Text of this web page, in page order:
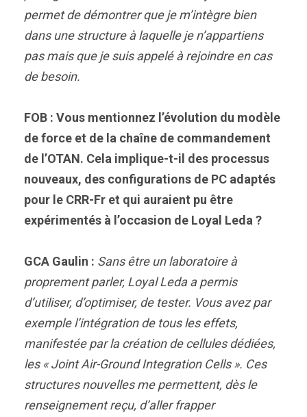
permet de démontrer que je m’intègre bien
dans une structure à laquelle je n’appartiens
pas mais que je suis appelé à rejoindre en cas
de besoin.
FOB : Vous mentionnez l’évolution du modèle
de force et de la chaîne de commandement
de l’OTAN. Cela implique-t-il des processus
nouveaux, des configurations de PC adaptés
pour le CRR-Fr et qui auraient pu être
expérimentés à l’occasion de Loyal Leda ?
GCA Gaulin : Sans être un laboratoire à
proprement parler, Loyal Leda a permis
d’utiliser, d’optimiser, de tester. Vous avez par
exemple l’intégration de tous les effets,
manifestée par la création de cellules dédiées,
les « Joint Air-Ground Integration Cells ». Ces
structures nouvelles me permettent, dès le
renseignement reçu, d’aller frapper